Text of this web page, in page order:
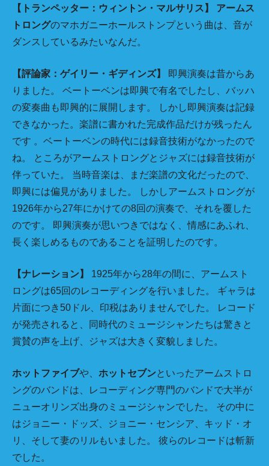
【トランペッター：ウィントン・マルサリス】
アームス
トロングのマホガニーホールストンプという曲は、音が
ダンスしているみたいなんだ。
【評論家：ゲイリー・ギディンズ】
即興演奏は昔からあ
りました。 ベートーベンは即興で有名でしたし、バッハ
の変奏曲も即興的に展開します。 しかし即興演奏は記録
できなかった。楽譜に書かれた完成作品だけが残ったん
です 。ベートーベンの時代には録音技術がなかったので
ね。 ところがアームストロングとジャズには録音技術が
伴っていた。 当時音楽は、まだ楽譜の文化だったので、
即興には偏見がありました。 しかしアームストロングが
1926年から27年にかけての8回の演奏で、それを覆した
のです。 即興演奏が思いつきではなく、情感にあふれ、
長く楽しめるものであることを証明したのです。
【ナレーション】
1925年から28年の間に、アームスト
ロングは65回のレコーディングを行いました。 ギャラは
片面につき50ドル、印税はありませんでした。 レコード
が発売されると、同時代のミュージシャンたちは驚きと
賞賛の声を上げ、ジャズは大きく変貌しました。
ホットファイブや、 ホットセブンといったアームストロ
ングのバンドは、レコーディング専門のバンドで大半が
ニューオリンズ出身のミュージシャンでした。 その中に
はジョニー・ドッズ、ジョニー・センシア、キッド・オ
リ、そして妻のリルもいました。 彼らのレコードは斬新
でした。